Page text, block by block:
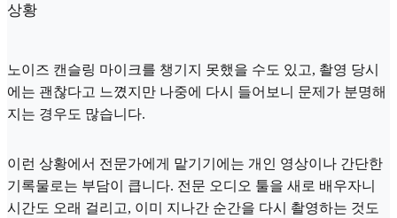
상황
노이즈 캔슬링 마이크를 챙기지 못했을 수도 있고, 촬영 당시
에는 괜찮다고 느꼈지만 나중에 다시 들어보니 문제가 분명해
지는 경우도 많습니다.
이런 상황에서 전문가에게 맡기기에는 개인 영상이나 간단한
기록물로는 부담이 큽니다. 전문 오디오 툴을 새로 배우자니
시간도 오래 걸리고, 이미 지나간 순간을 다시 촬영하는 것도